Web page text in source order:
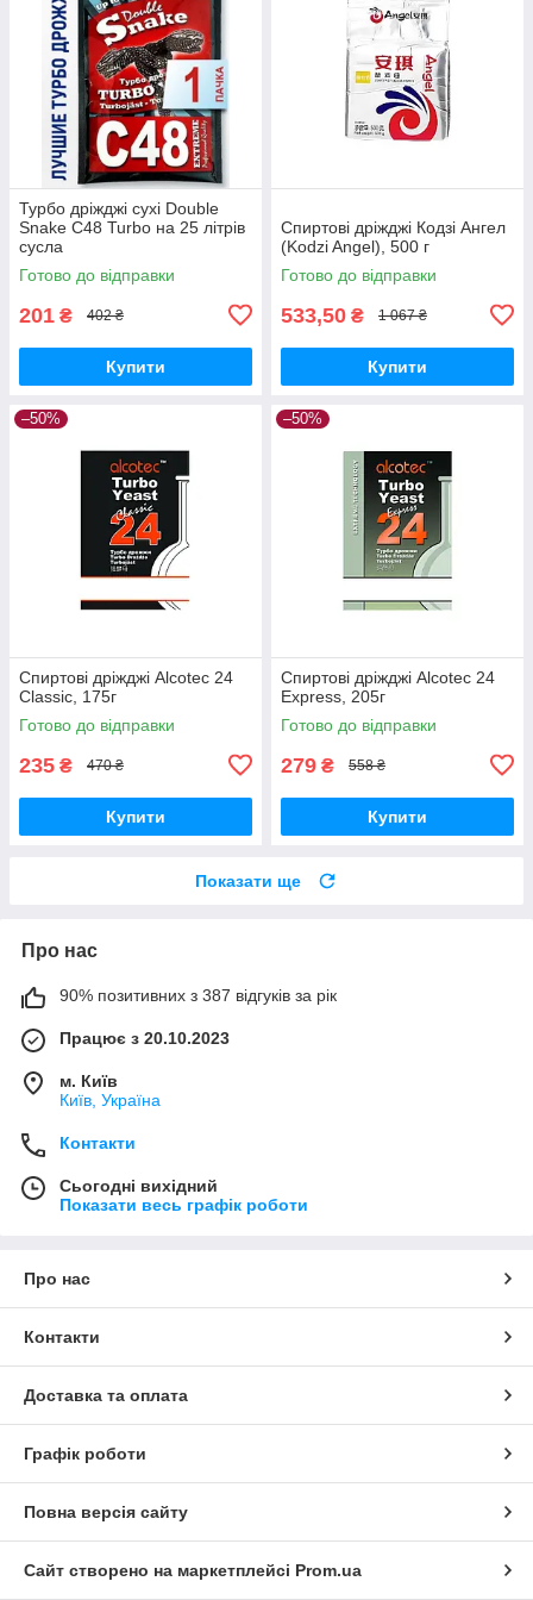
Турбо дріжджі сухі Double
Snake C48 Turbo на 25 літрів
сусла
Готово до відправки
201 ₴ 402 ₴
Купити
Спиртові дріжджі Кодзі Ангел
(Kodzi Angel), 500 г
Готово до відправки
533,50 ₴ 1 067 ₴
Купити
–50%
Спиртові дріжджі Alcotec 24
Classic, 175г
Готово до відправки
235 ₴ 470 ₴
Купити
–50%
Спиртові дріжджі Alcotec 24
Express, 205г
Готово до відправки
279 ₴ 558 ₴
Купити
Показати ще
Про нас
90% позитивних з 387 відгуків за рік
Працює з 20.10.2023
м. Київ
Київ, Україна
Контакти
Сьогодні вихідний
Показати весь графік роботи
Про нас
Контакти
Доставка та оплата
Графік роботи
Повна версія сайту
Сайт створено на маркетплейсі Prom.ua